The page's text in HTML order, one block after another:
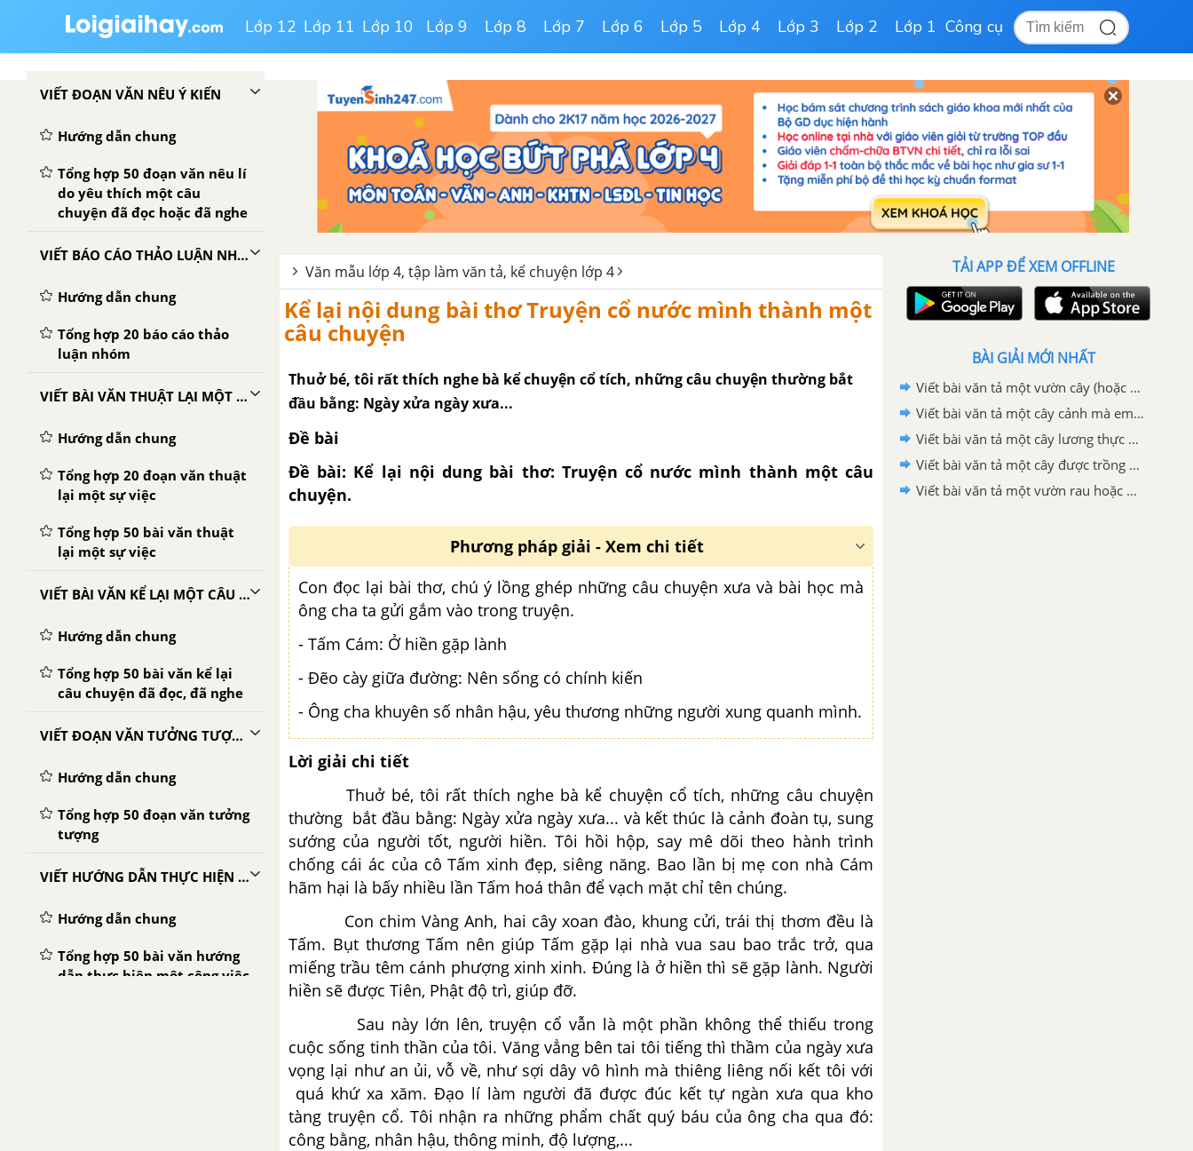
Lớp 12 Lớp 11 Lớp 10 Lớp 9 Lớp 8 Lớp 7 Lớp 6 Lớp 5 Lớp 4 Lớp 3 Lớp 2 Lớp 1 Công cụ
VIẾT ĐOẠN VĂN NÊU Ý KIẾN
Hướng dẫn chung
Tổng hợp 50 đoạn văn nêu lí
do yêu thích một câu
chuyện đã đọc hoặc đã nghe
VIẾT BÁO CÁO THẢO LUẬN NHÓM
Hướng dẫn chung
Tổng hợp 20 báo cáo thảo
luận nhóm
VIẾT BÀI VĂN THUẬT LẠI MỘT SỰ VIỆC
Hướng dẫn chung
Tổng hợp 20 đoạn văn thuật
lại một sự việc
Tổng hợp 50 bài văn thuật
lại một sự việc
VIẾT BÀI VĂN KỂ LẠI MỘT CÂU CHUYỆN
Hướng dẫn chung
Tổng hợp 50 bài văn kể lại
câu chuyện đã đọc, đã nghe
VIẾT ĐOẠN VĂN TƯỞNG TƯỢNG
Hướng dẫn chung
Tổng hợp 50 đoạn văn tưởng
tượng
VIẾT HƯỚNG DẪN THỰC HIỆN MỘT CÔNG VIỆC
Hướng dẫn chung
Tổng hợp 50 bài văn hướng
dẫn thực hiện một công việc
Văn mẫu lớp 4, tập làm văn tả, kể chuyện lớp 4
Kể lại nội dung bài thơ Truyện cổ nước mình thành một
câu chuyện
Thuở bé, tôi rất thích nghe bà kể chuyện cổ tích, những câu chuyện thường bắt
đầu bằng: Ngày xửa ngày xưa...
Đề bài
Đề bài: Kể lại nội dung bài thơ: Truyện cổ nước mình thành một câu
chuyện.
Phương pháp giải - Xem chi tiết
Con đọc lại bài thơ, chú ý lồng ghép những câu chuyện xưa và bài học mà
ông cha ta gửi gắm vào trong truyện.
- Tấm Cám: Ở hiền gặp lành
- Đẽo cày giữa đường: Nên sống có chính kiến
- Ông cha khuyên số nhân hậu, yêu thương những người xung quanh mình.
Lời giải chi tiết
Thuở bé, tôi rất thích nghe bà kể chuyện cổ tích, những câu chuyện
thường bắt đầu bằng: Ngày xửa ngày xưa... và kết thúc là cảnh đoàn tụ, sung
sướng của người tốt, người hiền. Tôi hồi hộp, say mê dõi theo hành trình
chống cái ác của cô Tấm xinh đẹp, siêng năng. Bao lần bị mẹ con nhà Cám
hãm hại là bấy nhiều lần Tấm hoá thân để vạch mặt chỉ tên chúng.
Con chim Vàng Anh, hai cây xoan đào, khung cửi, trái thị thơm đều là
Tấm. Bụt thương Tấm nên giúp Tấm gặp lại nhà vua sau bao trắc trở, qua
miếngtrầu têm cánh phượng xinh xinh. Đúng là ở hiền thì sẽ gặp lành. Người
hiền sẽ được Tiên, Phật độ trì, giúp đỡ.
Sau này lớn lên, truyện cổ vẫn là một phần không thể thiếu trong
cuộc sống tinh thần của tôi. Văng vẳng bên tai tôi tiếng thì thầm của ngày xưa
vọng lại như an ủi, vỗ về, như sợi dây vô hình mà thiêng liêng nối kết tôi với
quá khứ xa xăm. Đạo lí làm người đã được đúc kết tự ngàn xưa qua kho
tàng truyện cổ. Tôi nhận ra những phẩm chất quý báu của ông cha qua đó:
công bằng, nhân hậu, thông minh, độ lượng,...
TẢI APP ĐỂ XEM OFFLINE
BÀI GIẢI MỚI NHẤT
Viết bài văn tả một vườn cây (hoặc rặng cây) lớp 4
Viết bài văn tả một cây cảnh mà em yêu thích lớp 4
Viết bài văn tả một cây lương thực mà em yêu thích lớp 4
Viết bài văn tả một cây được trồng nhiều ở địa phương hoặc nơi em ở lớp 4
Viết bài văn tả một vườn rau hoặc một vườn hoa mà em thích lớp 4